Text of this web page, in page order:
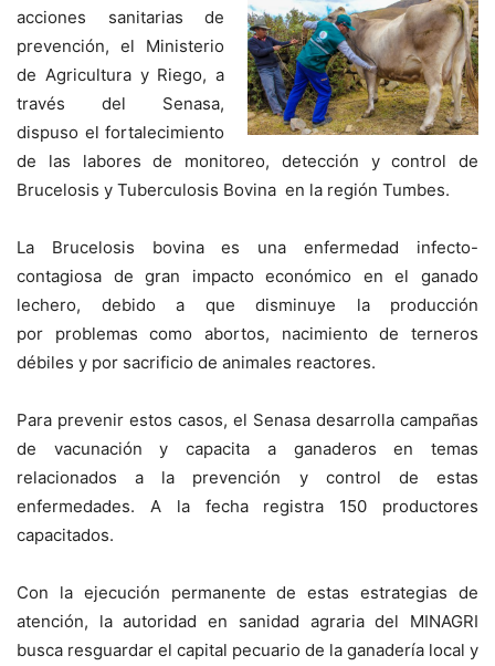
acciones sanitarias de
prevención, el Ministerio
de Agricultura y Riego, a
través del Senasa,
dispuso el fortalecimiento
de las labores de monitoreo, detección y control de
Brucelosis y Tuberculosis Bovina en la región Tumbes.
La Brucelosis bovina es una enfermedad infecto-
contagiosa de gran impacto económico en el ganado
lechero, debido a que disminuye la producción
por problemas como abortos, nacimiento de terneros
débiles y por sacrificio de animales reactores.
Para prevenir estos casos, el Senasa desarrolla campañas
de vacunación y capacita a ganaderos en temas
relacionados a la prevención y control de estas
enfermedades. A la fecha registra 150 productores
capacitados.
Con la ejecución permanente de estas estrategias de
atención, la autoridad en sanidad agraria del MINAGRI
busca resguardar el capital pecuario de la ganadería local y